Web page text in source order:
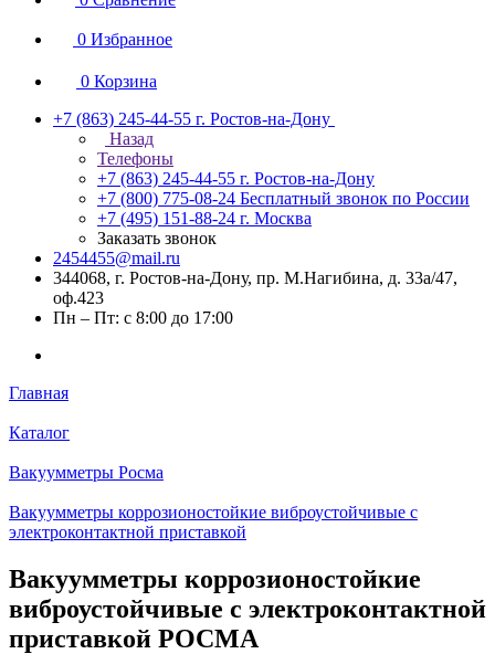
0 Избранное
0 Корзина
+7 (863) 245-44-55 г. Ростов-на-Дону
Назад
Телефоны
+7 (863) 245-44-55 г. Ростов-на-Дону
+7 (800) 775-08-24 Бесплатный звонок по России
+7 (495) 151-88-24 г. Москва
Заказать звонок
2454455@mail.ru
344068, г. Ростов-на-Дону, пр. М.Нагибина, д. 33а/47,
оф.423
Пн – Пт: с 8:00 до 17:00
Главная
Каталог
Вакуумметры Росма
Вакуумметры коррозионостойкие виброустойчивые с
электроконтактной приставкой
Вакуумметры коррозионостойкие
виброустойчивые с электроконтактной
приставкой РОСМА